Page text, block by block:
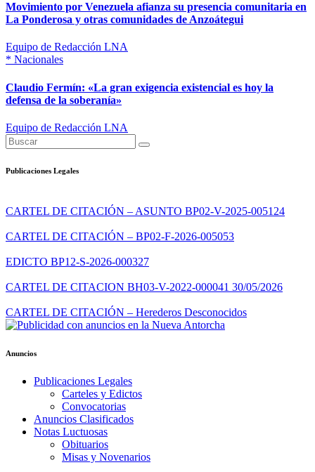
Movimiento por Venezuela afianza su presencia comunitaria en
La Ponderosa y otras comunidades de Anzoátegui
Equipo de Redacción LNA
* Nacionales
Claudio Fermín: «La gran exigencia existencial es hoy la
defensa de la soberanía»
Equipo de Redacción LNA
Publicaciones Legales
CARTEL DE CITACIÓN – ASUNTO BP02-V-2025-005124
CARTEL DE CITACIÓN – BP02-F-2026-005053
EDICTO BP12-S-2026-000327
CARTEL DE CITACION BH03-V-2022-000041 30/05/2026
CARTEL DE CITACIÓN – Herederos Desconocidos
Anuncios
Publicaciones Legales
Carteles y Edictos
Convocatorias
Anuncios Clasificados
Notas Luctuosas
Obituarios
Misas y Novenarios